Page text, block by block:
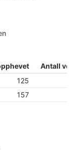
Antall
125
157